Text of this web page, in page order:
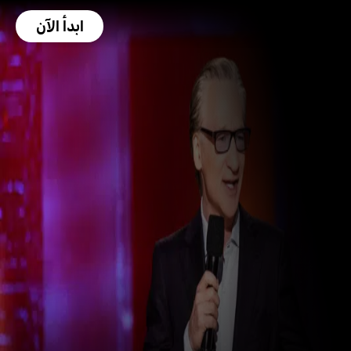
ابدأ الآن